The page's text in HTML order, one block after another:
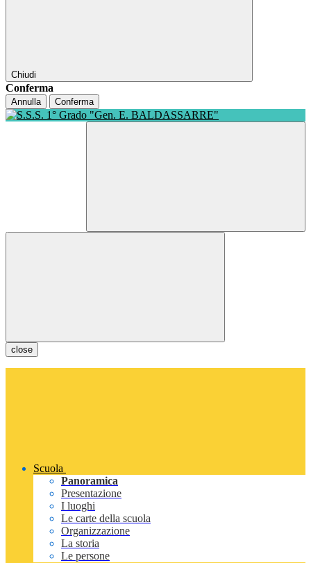
Chiudi
Conferma
Annulla Conferma
close
Scuola
Panoramica
Presentazione
I luoghi
Le carte della scuola
Organizzazione
La storia
Le persone